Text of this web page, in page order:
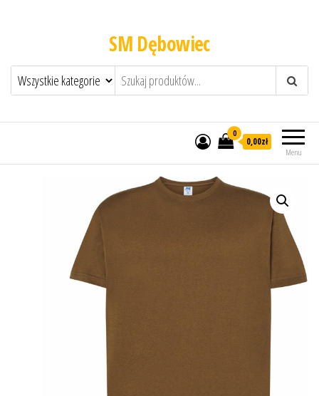
SM Dębowiec
Menu
0
0,00zł